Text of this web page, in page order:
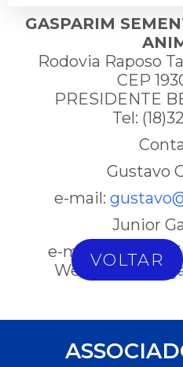
GASPARIM
Rodovia Raposo
CEP
PRESIDENTE
Tel:
Gustavo
e-mail:
Junior
e-mail:
Website:
VOLTAR